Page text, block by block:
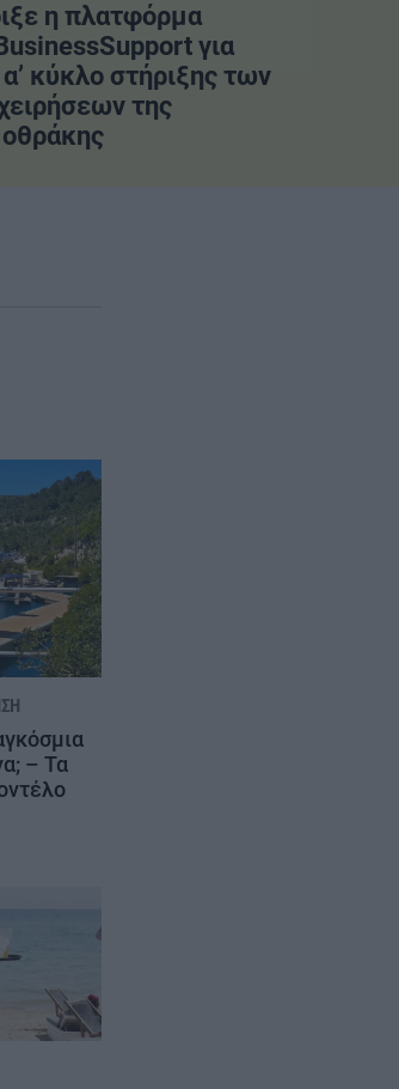
η πλατφόρμα
για
κύκλο στήριξης των
της
– Τα